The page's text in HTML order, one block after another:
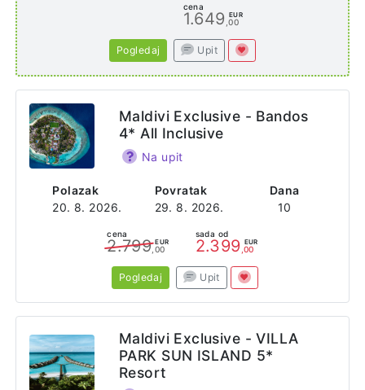
cena
1.649 EUR
,00
Pogledaj Upit
Polazak
20. 8. 2026.
Povratak
29. 8. 2026.
Dana
10
Maldivi Exclusive - Bandos
4* All Inclusive
Na upit
cena
2.799 EUR
,00
sada od
2.399 EUR
,00
Pogledaj Upit
Maldivi Exclusive - VILLA
PARK SUN ISLAND 5*
Resort